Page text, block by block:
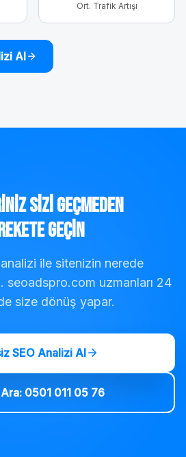
Ort. Trafik Artışı
Al
Sizi Geçmeden
Geçin
ile sitenizin nerede
seoadspro.com uzmanları 24
size dönüş yapar.
SEO Analizi Al
0501 011 05 76